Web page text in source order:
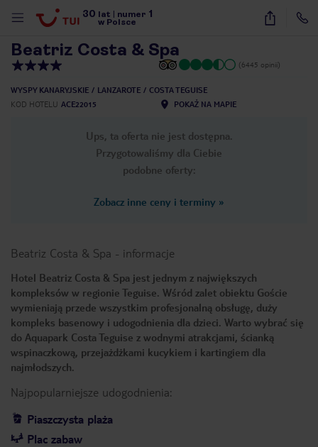
30 lat numer 1
w Polsce
27
Beatriz Costa & Spa
(6445 opinii)
WYSPY KANARYJSKIE LANZAROTE
COSTA TEGUISE
KOD HOTELU ACE22015 POKAŻ NA MAPIE
Ups, ta oferta nie jest dostępna.
Przygotowaliśmy dla Ciebie
podobne oferty:
Zobacz inne ceny i terminy »
Beatriz Costa & Spa - informacje
Hotel Beatriz Costa & Spa jest jednym z największych
kompleksów w regionie Teguise. Wśród zalet obiektu Goście
wymieniają przede wszystkim profesjonalną obsługę, duży
kompleks basenowy i udogodnienia dla dzieci. Warto wybrać się
do Aquapark Costa Teguise z wodnymi atrakcjami, ścianką
wspinaczkową, przejażdżkami kucykiem i kartingiem dla
najmłodszych.
Najpopularniejsze udogodnienia:
Piaszczysta plaża
Plac zabaw